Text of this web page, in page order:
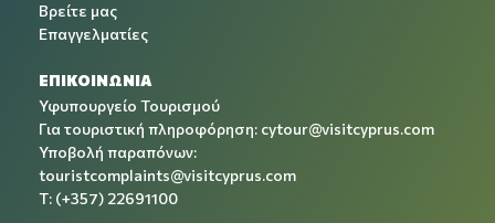
Βρείτε μας
Επαγγελματίες
ΕΠΙΚΟΙΝΩΝΙΑ
Υφυπουργείο Τουρισμού
Για τουριστική πληροφόρηση: cytour@visitcyprus.com
Υποβολή παραπόνων:
touristcomplaints@visitcyprus.com
T: (+357) 22691100